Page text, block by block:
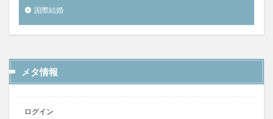
国際結婚
メタ情報
ログイン